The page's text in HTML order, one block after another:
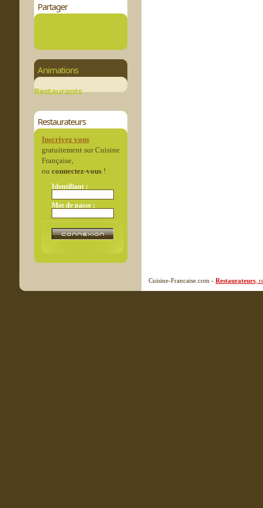
Partager
Animations
Restaurants
Restaurateurs
Inscrivez vous
gratuitement sur Cuisine
Française,
ou connectez-vous!
Identifiant :
Mot de passe :
Cuisine-Francaise.com - Restaurateurs ,